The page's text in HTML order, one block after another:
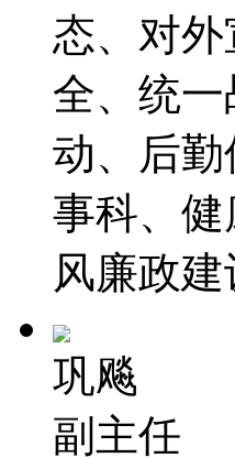
态、对
全、统
动、后
事科、
风廉政建
巩飚
副主任